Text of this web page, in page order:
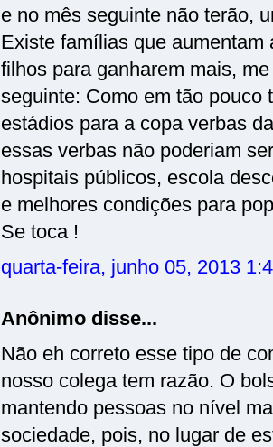
e no mês seguinte não terão,
Existe famílias que aumentam
filhos para ganharem mais,
seguinte: Como em tão pouco
estádios para a copa verbas
essas verbas não poderiam
hospitais públicos, escola
e melhores condições para
Se toca !
quarta-feira, junho 05, 2013
Anônimo disse...
Não eh correto esse tipo de
nosso colega tem razão. O
mantendo pessoas no nível
sociedade, pois, no lugar de